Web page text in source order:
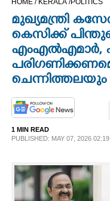
OPINION
PHOTOS
LIFESTYLE
INFO+
HOME / KERALA /POLITICS
മുഖ്യമന്ത്രി
കെസിക്ക്
എംഎൽഎമാർ,
ചെന്നിത്തലയും
1 MIN READ
PUBLISHED: MAY 07, 2026